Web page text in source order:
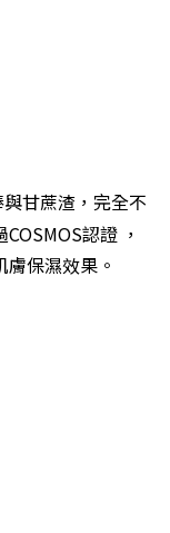
甘蔗渣，完全不
認證 ，
保濕效果。